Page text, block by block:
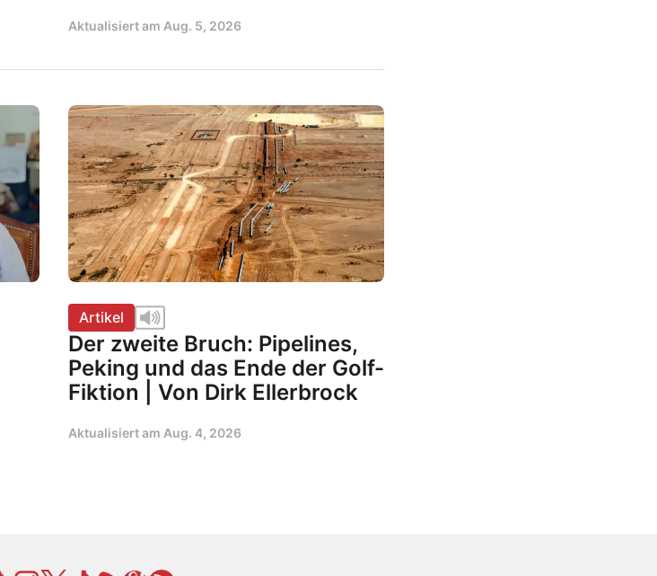
Aktualisiert am Aug. 5, 2026
Artikel
Der zweite Bruch: Pipelines,
Peking und das Ende der Golf-
Fiktion | Von Dirk Ellerbrock
Aktualisiert am Aug. 4, 2026